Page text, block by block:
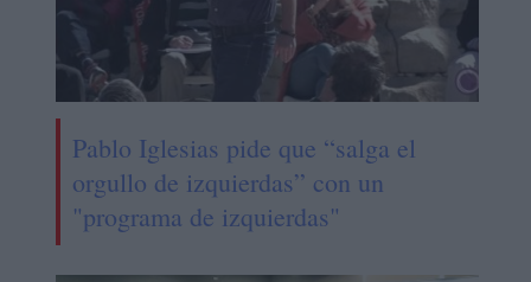
Pablo Iglesias pide que “salga el
orgullo de izquierdas” con un
"programa de izquierdas"